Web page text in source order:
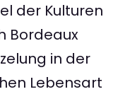
der Kulturen
Bordeaux
in der
Lebensart